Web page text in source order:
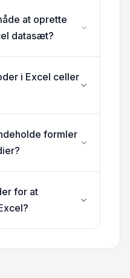
at oprette
datasæt?
i Excel celler
formler
for at